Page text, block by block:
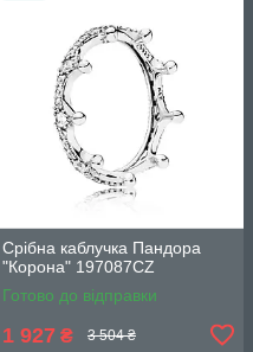
Срібна каблучка Пандора
"Корона" 197087CZ
Готово до відправки
1 927 ₴ 3 504 ₴